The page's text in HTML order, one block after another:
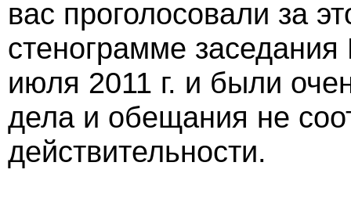
вас проголосовали за
стенограмме
июля 2011 г. и были
дела и обещания не
действительности.